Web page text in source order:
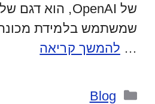
שמשתמש בלמידת מכונה
… להמשך קריאה
קטגוריות
Blog